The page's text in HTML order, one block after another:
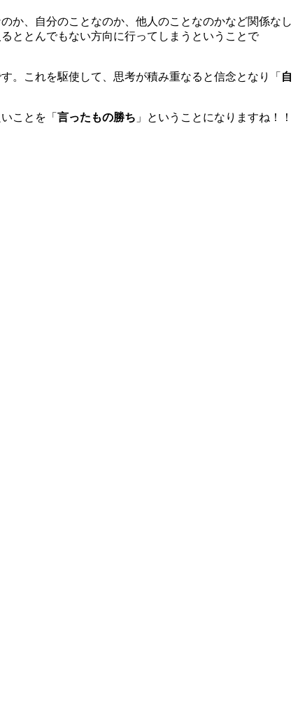
か、自分のことなのか、他人のことなのかなど関係なし
ととんでもない方向に行ってしまうということで
。これを駆使して、思考が積み重なると信念となり「 自
ことを「 言ったもの勝ち 」ということになりますね！！